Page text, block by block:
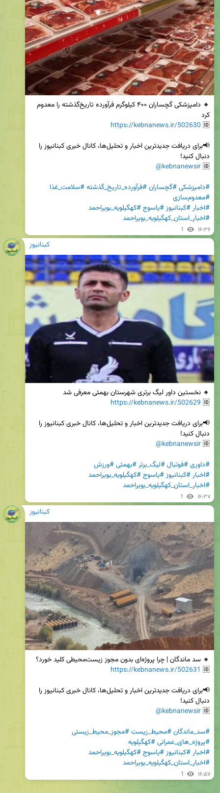
🆔
https://kebnanews.ir/502630
🆔
@kebnanewsir
#دامپزشکی#گچساران#فرآورده_تاریخ_گذشته#سلامت_غذا
#معدوم‌سازی
#اخبار#کبنانیوز#یاسوج#کهگیلویه_بویراحمد
#اخبار_استان_کهگیلویه_بویراحمد
1 ۱۶:۳۶
کبنانیوز
🆔
https://kebnanews.ir/502629
🆔
@kebnanewsir
#داوری#فوتبال#لیگ_برتر#بهمئی#ورزش
#اخبار#کبنانیوز#یاسوج#کهگیلویه_بویراحمد
#اخبار_استان_کهگیلویه_بویراحمد
1 ۱۶:۳۷
کبنانیوز
🆔
https://kebnanews.ir/502631
🆔
@kebnanewsir
#سد_ماندگان#محیط_زیست#مجوز_محیط_زیستی
#پروژه_های_عمرانی#کهگیلویه
#اخبار#کبنانیوز#یاسوج#کهگیلویه_بویراحمد
#اخبار_استان_کهگیلویه_بویراحمد
1 ۱۶:۵۷